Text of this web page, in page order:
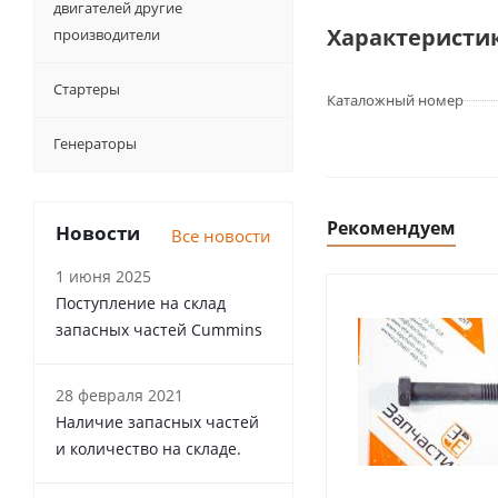
Каталожный номер
Рекомендуем
двигателей другие
производители
Стартеры
Генераторы
Новости Все новости
1 июня 2025
Поступление на склад
запасных частей Cummins
28 февраля 2021
Наличие запасных частей
и количество на складе.